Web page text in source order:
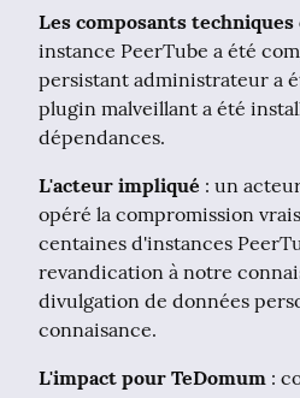
Les composants
instance PeerTube a été
persistant administrateur a
plugin malveillant a été
dépendances.
L'acteur impliqué : un
opéré la compromission
centaines d'instances
revandication à notre
divulgation de données
connaisance.
L'impact pour TeDomum :